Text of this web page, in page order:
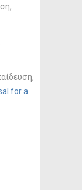
for a